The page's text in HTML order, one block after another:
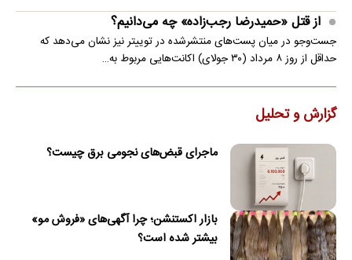
از قتل «حمیدرضا رجب‌زاده» چه می‌دانیم؟
جست‌وجو در میان پست‌های منتشرشده در توییتر نیز نشان می‌دهد که
حداقل از روز ۸ مرداد (۳۰ جولای) اکانت‌هایی مربوط به…
گزارش و تحلیل
ماجرای قبض‌های نجومی برق چیست؟
بازار اکستنشن؛ چرا آگهی‌های «فروش مو»
بیشتر شده است؟